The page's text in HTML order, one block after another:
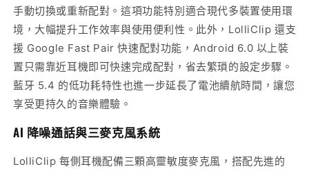
手動切換或重新配對。這項功能特別適合現代多裝置使用環
境，大幅提升工作效率與使用便利性。此外，LolliClip 還支
援 Google Fast Pair 快速配對功能，Android 6.0 以上裝
置只需靠近耳機即可快速完成配對，省去繁瑣的設定步驟。
藍牙 5.4 的低功耗特性也進一步延長了電池續航時間，讓您
享受更持久的音樂體驗。
AI 降噪通話與三麥克風系統
LolliClip 每側耳機配備三顆高靈敏度麥克風，搭配先進的